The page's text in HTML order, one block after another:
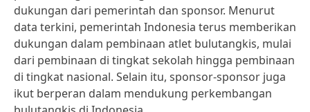
dukungan dari pemerintah dan sponsor. Menurut
data terkini, pemerintah Indonesia terus memberikan
dukungan dalam pembinaan atlet bulutangkis, mulai
dari pembinaan di tingkat sekolah hingga pembinaan
di tingkat nasional. Selain itu, sponsor-sponsor juga
ikut berperan dalam mendukung perkembangan